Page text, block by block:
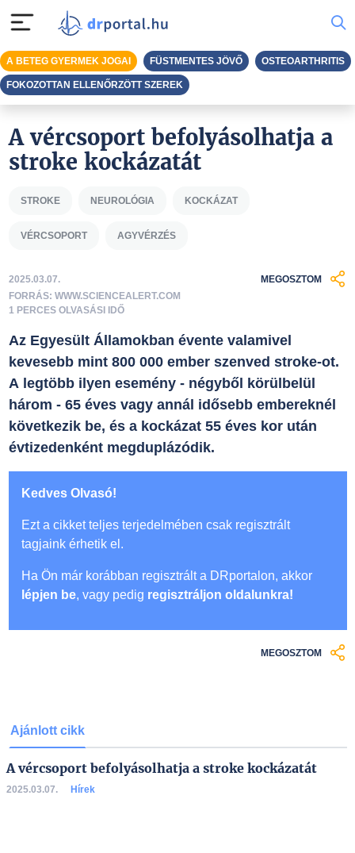
A vércsoport befolyásolhatja a
stroke kockázatát
STROKE NEUROLÓGIA KOCKÁZAT
VÉRCSOPORT AGYVÉRZÉS
2025.03.07.
FORRÁS: WWW.SCIENCEALERT.COM
1 PERCES OLVASÁSI IDŐ
MEGOSZTOM
Az Egyesült Államokban évente valamivel
kevesebb mint 800 000 ember szenved stroke-ot.
A legtöbb ilyen esemény - négyből körülbelül
három - 65 éves vagy annál idősebb embereknél
következik be, és a kockázat 55 éves kor után
évtizedenként megduplázódik.
Kedves Olvasó!
Ezt a cikket teljes terjedelmében csak regisztrált
tagjaink érhetik el.
Ha Ön már korábban regisztrált a DRportalon, akkor
lépjen be, vagy pedig regisztráljon oldalunkra!
MEGOSZTOM
Ajánlott cikk
A vércsoport befolyásolhatja a stroke kockázatát
2025.03.07. Hírek
A BETEG GYERMEK JOGAI FÜSTMENTES JÖVŐ OSTEOARTHRITIS
FOKOZOTTAN ELLENŐRZÖTT SZEREK